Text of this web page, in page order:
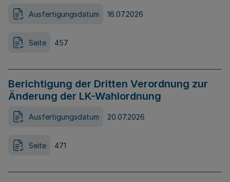
Ausfertigungsdatum 16.07.2026
Seite 457
Berichtigung der Dritten Verordnung zur
Änderung der LK-Wahlordnung
Ausfertigungsdatum 20.07.2026
Seite 471